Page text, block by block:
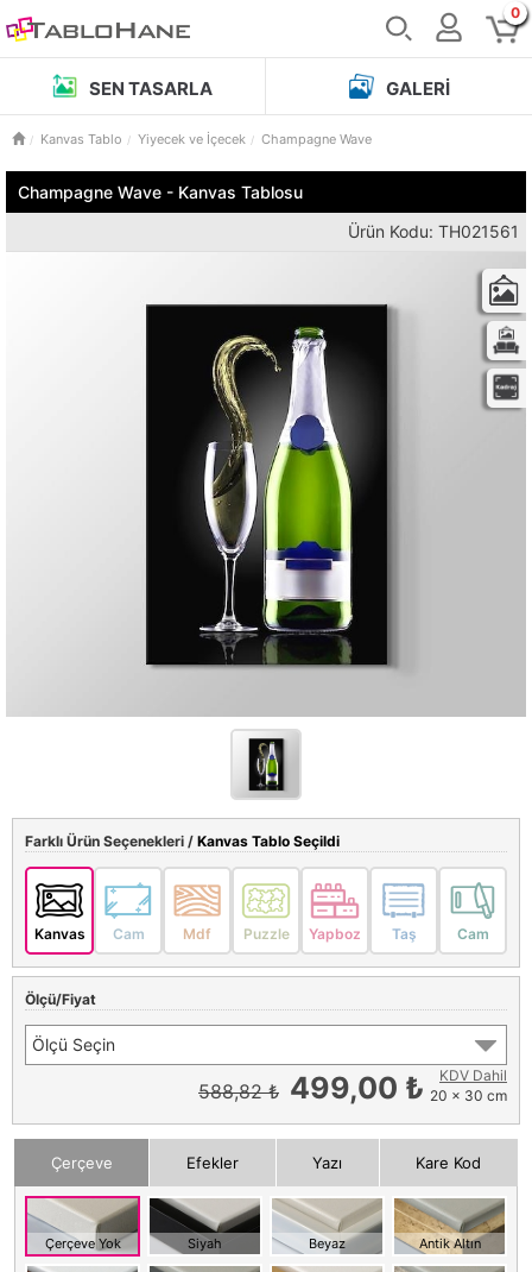
0
SEN TASARLA GALERI
Kanvas Tablo Yiyecek ve İçecek Champagne Wave
Champagne Wave - Kanvas Tablosu
Ürün Kodu: TH021561
Farklı Ürün Seçenekleri / Kanvas Tablo Seçildi
Kanvas Cam Mdf Puzzle Yapboz Taş Cam
Ölçü/Fiyat
Ölçü Seçin
588,82 ₺ 499,00 ₺
KDV Dahil
20 x 30 cm
Çerçeve Efekler Yazı Kare Kod
Çerçeve Yok Siyah Beyaz Antik Altın